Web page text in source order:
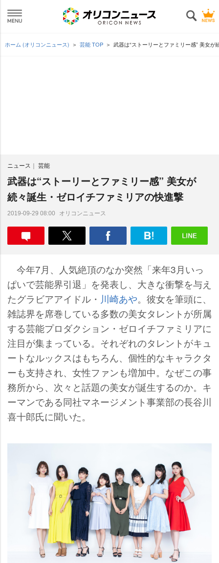
ホーム (オリコンニュース) 芸能 TOP 武器は“ストーリーとファミリー感” 美女
ニュース 芸能
武器は“ストーリーとファミリー感” 美女が
続々誕生・ゼロイチファミリアの快進撃
2019-09-29 08:00 オリコンニュース
今年7月、人気絶頂のなか突然「来年3月いっ
ぱいで芸能界引退」を発表し、大きな衝撃を与え
たグラビアアイドル・ 川崎あ。彼女を筆頭に、
雑誌界を席巻している多数の美女タレントが所属
する芸能プロダクション・ゼロイチファミリアに
注目が集まっている。それぞれのタレントがキュ
ートなルックスはもちろん、個性的なキャラクタ
ーも支持され、女性ファンも増加中。なぜこの事
務所から、次々と話題の美女が誕生するのか。キ
ーマンである同社マネージメント事業部の長谷川
喜十郎氏に聞いた。